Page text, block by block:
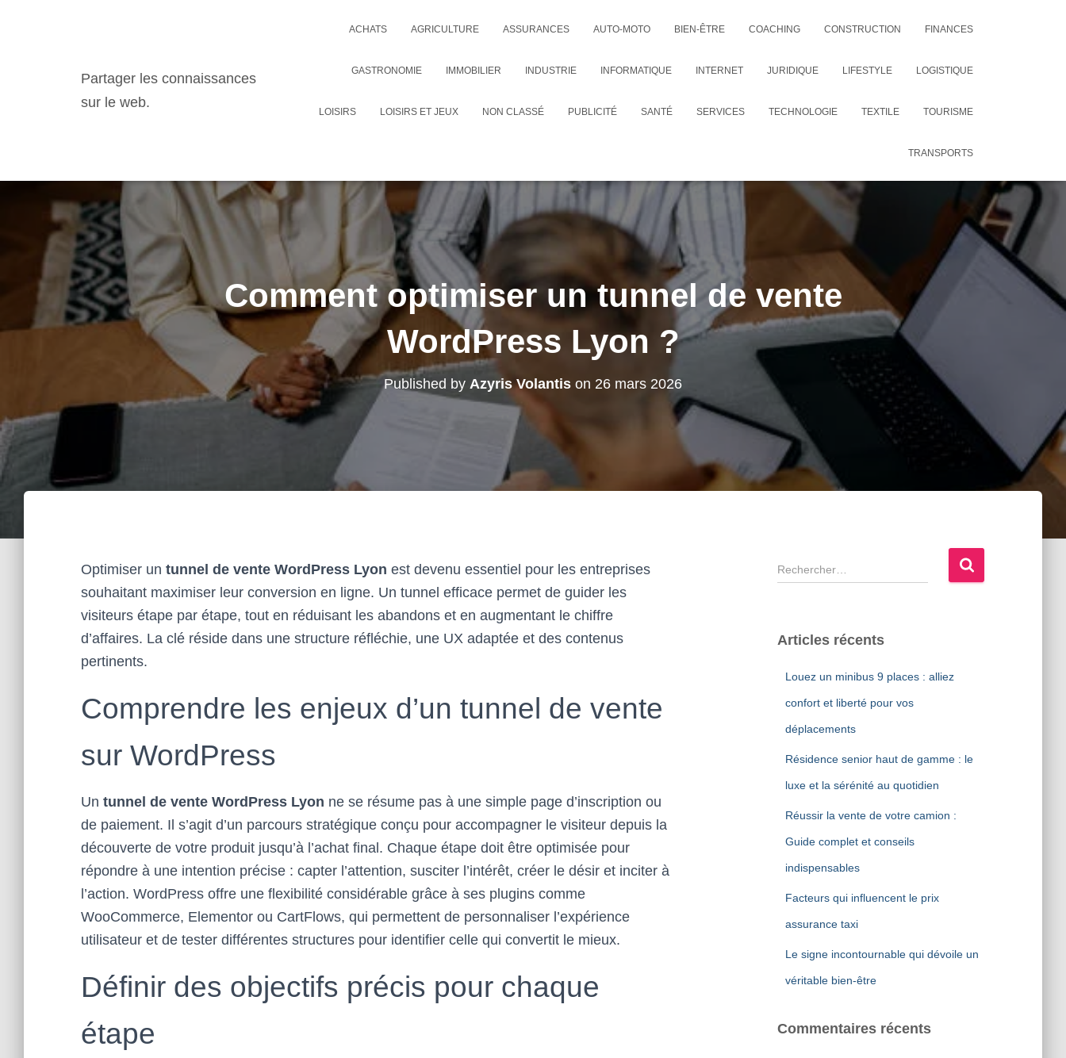
Partager les connaissances
sur le web.
ACHATS AGRICULTURE ASSURANCES AUTO-MOTO BIEN-ÊTRE COACHING CONSTRUCTION FINANCES
GASTRONOMIE IMMOBILIER INDUSTRIE INFORMATIQUE INTERNET JURIDIQUE LIFESTYLE LOGISTIQUE
LOISIRS LOISIRS ET JEUX NON CLASSÉ PUBLICITÉ SANTÉ SERVICES TECHNOLOGIE TEXTILE TOURISME
TRANSPORTS
Comment optimiser un tunnel de vente
WordPress Lyon ?
Published by Azyris Volantis on 26 mars 2026
Optimiser un tunnel de vente WordPress Lyon est devenu essentiel pour les entreprises
souhaitant maximiser leur conversion en ligne. Un tunnel efficace permet de guider les
visiteurs étape par étape, tout en réduisant les abandons et en augmentant le chiffre
d’affaires. La clé réside dans une structure réfléchie, une UX adaptée et des contenus
pertinents.
Comprendre les enjeux d’un tunnel de vente
sur WordPress
Un tunnel de vente WordPress Lyon ne se résume pas à une simple page d’inscription ou
de paiement. Il s’agit d’un parcours stratégique conçu pour accompagner le visiteur depuis la
découverte de votre produit jusqu’à l’achat final. Chaque étape doit être optimisée pour
répondre à une intention précise : capter l’attention, susciter l’intérêt, créer le désir et inciter à
l’action. WordPress offre une flexibilité considérable grâce à ses plugins comme
WooCommerce, Elementor ou CartFlows, qui permettent de personnaliser l’expérience
utilisateur et de tester différentes structures pour identifier celle qui convertit le mieux.
Définir des objectifs précis pour chaque
étape
R
e
e
Articles récents
Louez un minibus 9 places : alliez
confort et liberté pour vos
déplacements
Résidence senior haut de gamme : le
luxe et la sérénité au quotidien
Réussir la vente de votre camion :
Guide complet et conseils
indispensables
Facteurs qui influencent le prix
assurance taxi
Le signe incontournable qui dévoile un
véritable bien-être
Commentaires récents